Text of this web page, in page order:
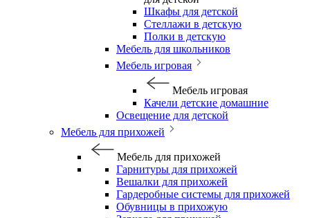
Шкафы для детской
Стеллажи в детскую
Полки в детскую
Мебель для школьников
Мебель игровая
Мебель игровая
Качели детские домашние
Освещение для детской
Мебель для прихожей
Мебель для прихожей
Гарнитуры для прихожей
Вешалки для прихожей
Гардеробные системы для прихожей
Обувницы в прихожую